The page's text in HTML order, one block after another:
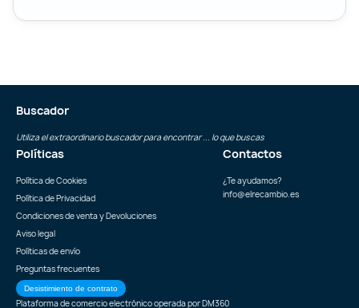
Buscador
Utiliza el extraordinario buscador para encontrar ... lo que buscas
Políticas
Política de Cookies
Política de Privacidad
Condiciones de venta y Devoluciones
Aviso legal
Políticas de envío
Preguntas frecuentes
Desistimiento de contrato
Contactos
¿Te ayudamos?
info@elrecambio.es
Plataforma de comercio electrónico operada porDM360